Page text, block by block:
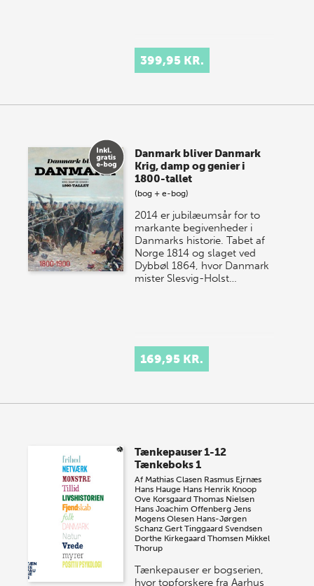
399,95 KR.
Danmark bliver Danmark
Krig, damp og genier i
1800-tallet
(bog + e-bog)
2014 er jubilæumsår for to
markante begivenheder i
Danmarks historie. Tabet af
Norge 1814 og slaget ved
Dybbøl 1864, hvor Danmark
mister Slesvig-Holst…
169,95 KR.
Tænkepauser 1-12
Tænkeboks 1
Af Mathias Clasen Rasmus Ejrnæs
Hans Hauge Hans Henrik Knoop
Ove Korsgaard Thomas Nielsen
Hans Joachim Offenberg Jens
Mogens Olesen Hans-Jørgen
Schanz Gert Tinggaard Svendsen
Dorthe Kirkegaard Thomsen Mikkel
Thorup
Tænkepauser er bogserien,
hvor topforskere fra Aarhus